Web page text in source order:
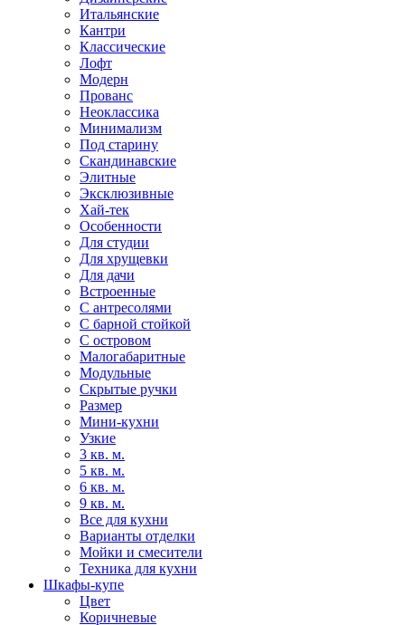
Итальянские
Кантри
Классические
Лофт
Модерн
Прованс
Неоклассика
Минимализм
Под старину
Скандинавские
Элитные
Эксклюзивные
Хай-тек
Особенности
Для студии
Для хрущевки
Для дачи
Встроенные
С антресолями
С барной стойкой
С островом
Малогабаритные
Модульные
Скрытые ручки
Размер
Мини-кухни
Узкие
3 кв. м.
5 кв. м.
6 кв. м.
9 кв. м.
Все для кухни
Варианты отделки
Мойки и смесители
Техника для кухни
Шкафы-купе
Цвет
Коричневые